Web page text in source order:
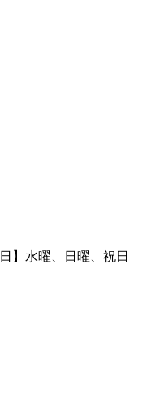
】水曜、日曜、祝日